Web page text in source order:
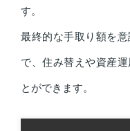
す。
最終的な手取り額を
で、住み替えや資産
とができます。